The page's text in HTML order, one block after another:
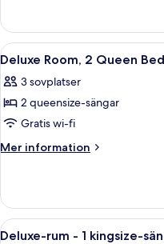
(State
King)
1
King
Bed
King)
Öppna
alla
foton
för
Deluxe
Room,
Beds,
Accessible
5
Deluxe Room, 2 Queen
3 sovplatser
2 queensize-sängar
Gratis wi-fi
Mer information
Mer
Room,
Queen
Öppna
7
Deluxe-rum - 1 kingsize-